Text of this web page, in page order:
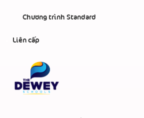
Chương trình Standard
Liên cấp